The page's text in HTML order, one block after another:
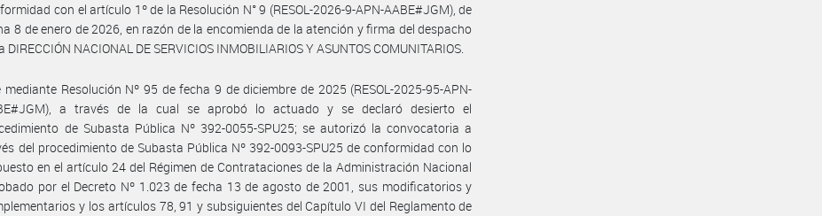
con el artículo 1º de la Resolución N° 9 (RESOL-2026-9-APN-AABE#JGM), de
8 de enero de 2026, en razón de la encomienda de la atención y firma del despacho
DIRECCIÓN NACIONAL DE SERVICIOS INMOBILIARIOS Y ASUNTOS COMUNITARIOS.
mediante Resolución Nº 95 de fecha 9 de diciembre de 2025 (RESOL-2025-95-APN-
a través de la cual se aprobó lo actuado y se declaró desierto el
de Subasta Pública Nº 392-0055-SPU25; se autorizó la convocatoria a
del procedimiento de Subasta Pública Nº 392-0093-SPU25 de conformidad con lo
en el artículo 24 del Régimen de Contrataciones de la Administración Nacional
por el Decreto Nº 1.023 de fecha 13 de agosto de 2001, sus modificatorios y
y los artículos 78, 91 y subsiguientes del Capítulo VI del Reglamento de